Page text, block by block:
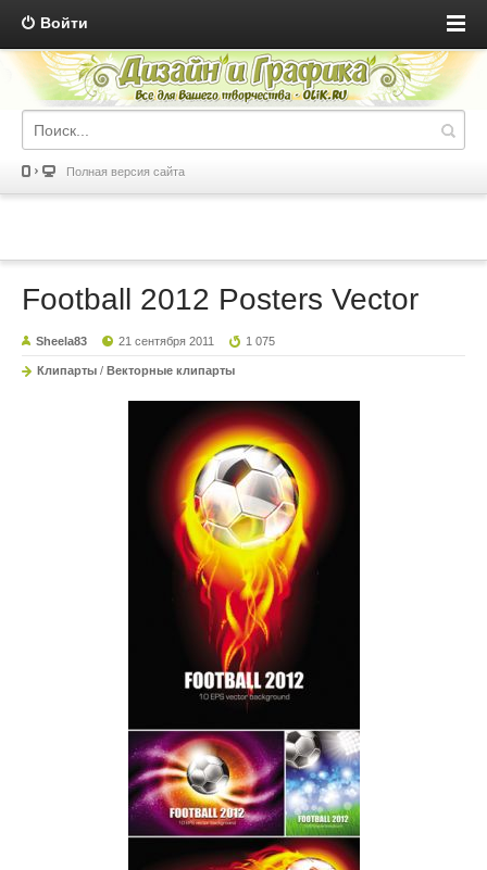
Войти
Полная версия сайта
Football 2012 Posters Vector
Sheela83 21 сентября 2011 1 075
Клипарты / Векторные клипарты